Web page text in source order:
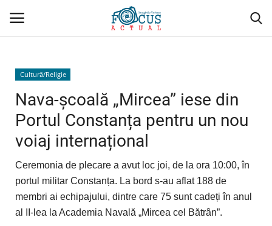
Conectare
Acasă
Evenimente
Administrativ/Social
Politică/Economie
Cultură/Religie
Nava-școală „Mircea” iese din
Portul Constanța pentru un nou
voiaj internațional
Ceremonia de plecare a avut loc joi, de la ora 10:00, în
portul militar Constanța. La bord s-au aflat 188 de
membri ai echipajului, dintre care 75 sunt cadeți în anul
al II-lea la Academia Navală „Mircea cel Bătrân”.